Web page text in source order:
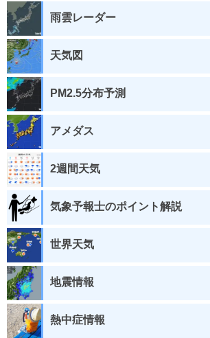
雨雲レーダー
天気図
PM2.5分布予測
アメダス
2週間天気
気象予報士のポイント解説
世界天気
地震情報
熱中症情報